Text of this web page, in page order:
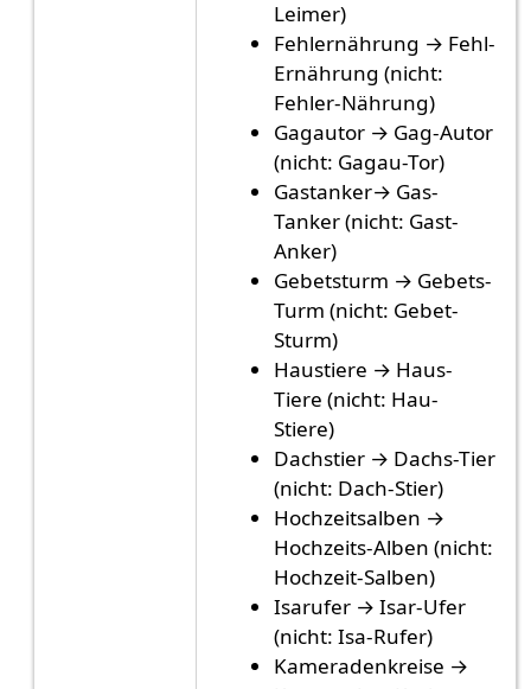
Leimer)
Fehlernährung → Fehl-
Ernährung (nicht:
Fehler-Nährung)
Gagautor → Gag-Autor
(nicht: Gagau-Tor)
Gastanker→ Gas-
Tanker (nicht: Gast-
Anker)
Gebetsturm → Gebets-
Turm (nicht: Gebet-
Sturm)
Haustiere → Haus-
Tiere (nicht: Hau-
Stiere)
Dachstier → Dachs-Tier
(nicht: Dach-Stier)
Hochzeitsalben →
Hochzeits-Alben (nicht:
Hochzeit-Salben)
Isarufer → Isar-Ufer
(nicht: Isa-Rufer)
Kameradenkreise →